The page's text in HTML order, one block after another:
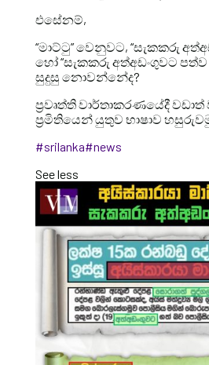
එසේනම්,
“මාට්ටු” වෙනුවට, “සැකකරු
හෝ “සැකකරු අත්අඩංගුවට
සුදුසු නොවන්නේද?
ප්‍රවෘත්ති වාර්තාකරණයේදී
ප්‍රමිතියෙන් යුතුව භාෂාව
#srilanka#news
See less